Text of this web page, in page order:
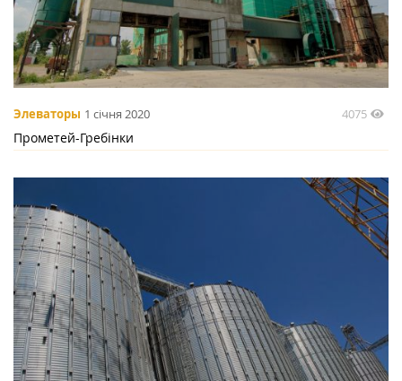
Элеваторы 1 січня 2020 4075
Прометей-Гребінки